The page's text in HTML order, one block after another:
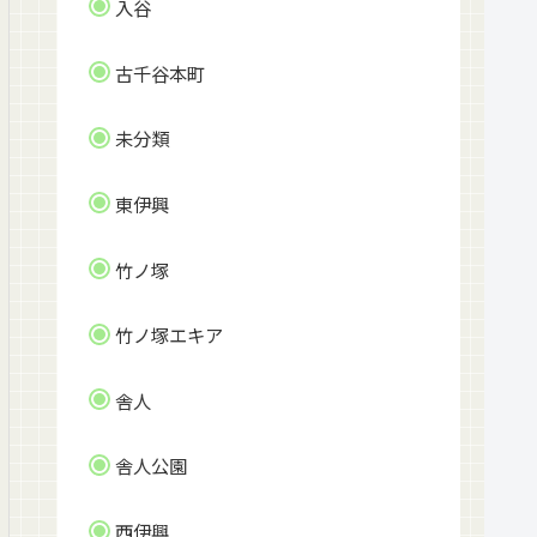
入谷
古千谷本町
未分類
東伊興
竹ノ塚
竹ノ塚エキア
舎人
舎人公園
西伊興